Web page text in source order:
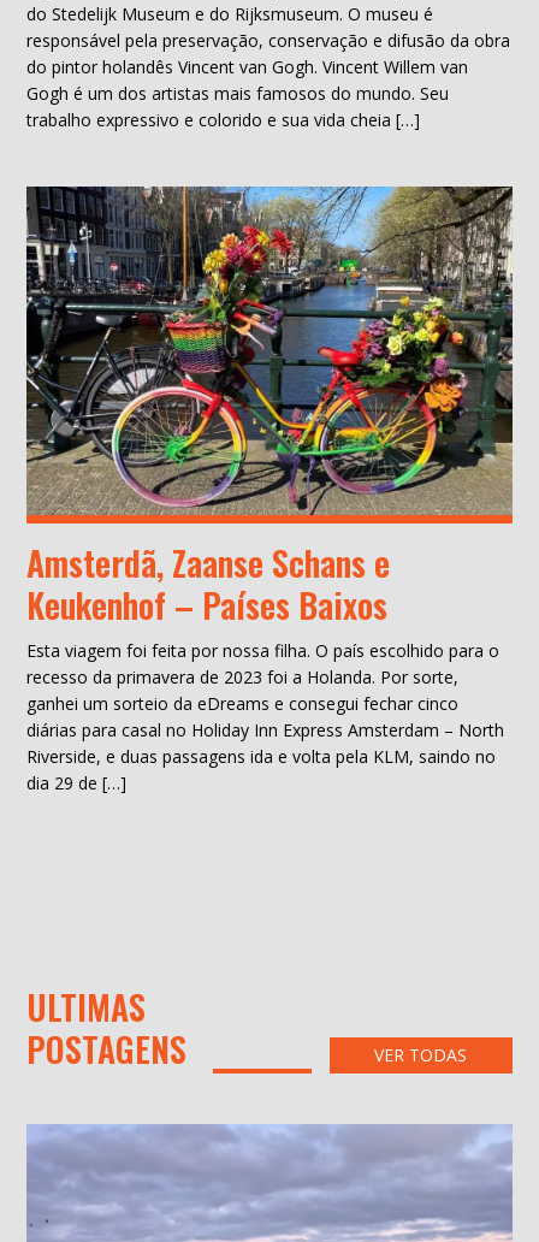
do Stedelijk Museum e do Rijksmuseum. O museu é
responsável pela preservação, conservação e difusão da obra
do pintor holandês Vincent van Gogh. Vincent Willem van
Gogh é um dos artistas mais famosos do mundo. Seu
trabalho expressivo e colorido e sua vida cheia […]
Amsterdã, Zaanse Schans e
Keukenhof – Países Baixos
Esta viagem foi feita por nossa filha. O país escolhido para o
recesso da primavera de 2023 foi a Holanda. Por sorte,
ganhei um sorteio da eDreams e consegui fechar cinco
diárias para casal no Holiday Inn Express Amsterdam – North
Riverside, e duas passagens ida e volta pela KLM, saindo no
dia 29 de […]
ULTIMAS
POSTAGENS
VER TODAS